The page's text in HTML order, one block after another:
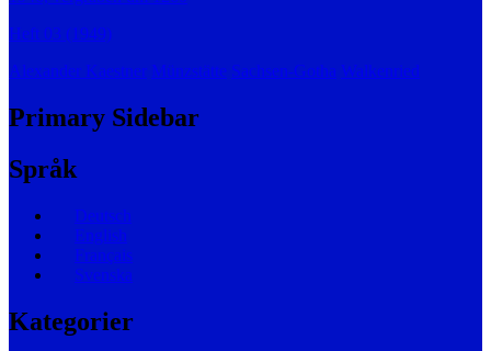
Heft 03 (1949)
Alexander Kaestner Münzstätte Sachsen-Gotha Walkenried
Primary Sidebar
Språk
Deutsch
English
Français
Svenska
Kategorier